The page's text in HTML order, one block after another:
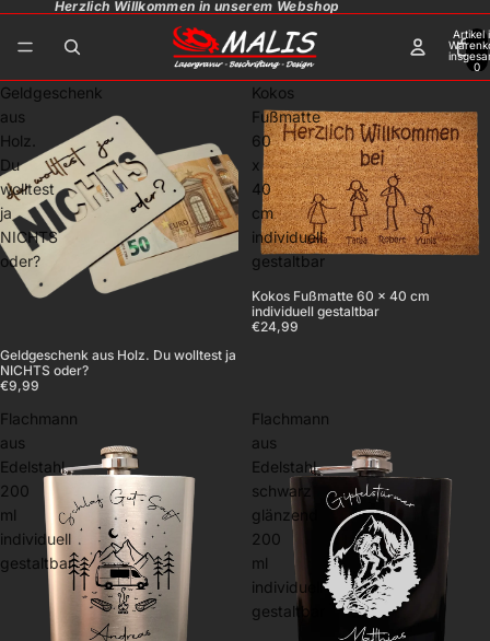
Herzlich Willkommen in unserem Webshop
Artikel
0
Geldgeschenk
aus
Holz.
Du
wolltest
ja
NICHTS
oder?
Geldgeschenk aus Holz. Du wolltest ja
NICHTS oder?
€9,99
Kokos
Fußmatte
60
x
40
cm
individuell
gestaltbar
Kokos Fußmatte 60 x 40 cm
individuell gestaltbar
€24,99
Flachmann
aus
Edelstahl
200
ml
individuell
gestaltbar
Flachmann
aus
Edelstahl
schwarz
glänzend
200
ml
individuell
gestaltbar